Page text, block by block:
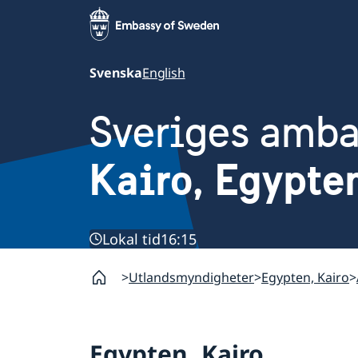
SvenskaEnglish
Sveriges
Kairo,
Lokal tid16:15
Utlandsmyndigheter Egypten, Kairo